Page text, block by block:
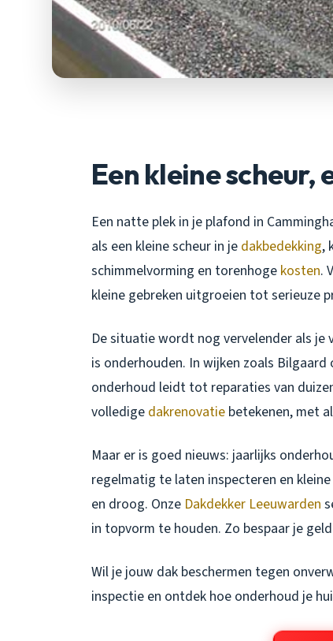
Een kleine scheur,
Een natte plek in je plafond in
als een kleine scheur in je dakbedekking,
schimmelvorming en torenhoge kosten.
kleine gebreken uitgroeien tot serieuze
De situatie wordt nog vervelender als
is onderhouden. In wijken zoals
onderhoud leidt tot reparaties van
volledige dakrenovatie betekenen, met
Maar er is goed nieuws: jaarlijks
regelmatig te laten inspecteren en
en droog. Onze Dakdekker Leeuwarden
in topvorm te houden. Zo bespaar je
Wil je jouw dak beschermen tegen
inspectie en ontdek hoe onderhoud je